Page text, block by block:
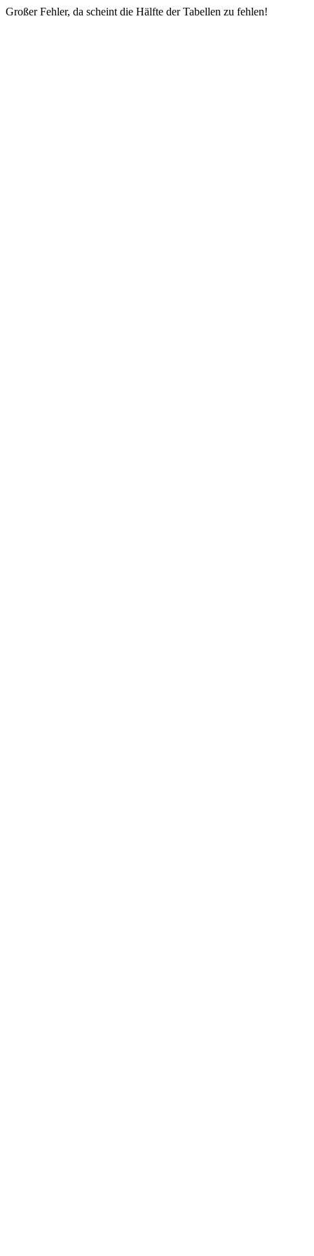
Großer Fehler, da scheint die Hälfte der Tabellen zu fehlen!